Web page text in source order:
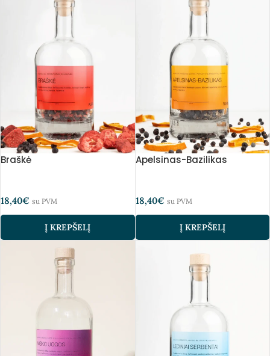
Braškė
18,40€ su PVM
Į KREPŠELĮ
Apelsinas-Bazilikas
18,40€ su PVM
Į KREPŠELĮ